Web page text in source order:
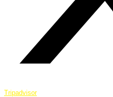
Tripadvisor